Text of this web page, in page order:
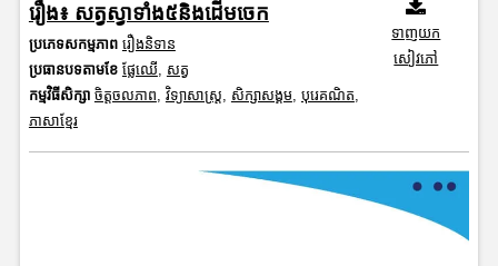
រឿង៖ សត្វស្វាទាំង៥និងដើមចេក
ប្រភេទសកម្មភាព រឿងនិទាន
ប្រធានបទតាមខែ ផ្លែឈើ, សត្វ
កម្មវិធីសិក្សា ចិត្តចលភាព, វិទ្យាសាស្រ្ត, សិក្សាសង្គម, បុរេគណិត,
ភាសាខ្មែរ
ទាញយក
សៀវភៅ